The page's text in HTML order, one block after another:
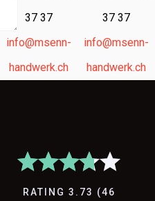
37 37
info@msenn-
handwerk.ch
37 37
info@msenn-
handwerk.ch
RATING 3.73 (46